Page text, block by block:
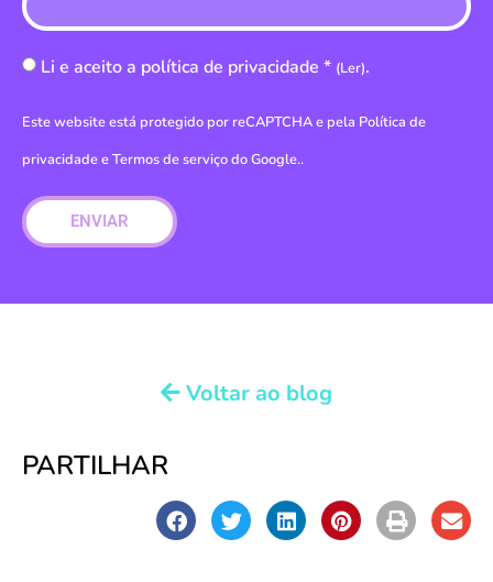
Li e aceito a política de privacidade * (Ler).
Este website está protegido por reCAPTCHA e pela Política de
privacidadeeTermos de serviço do Google..
ENVIAR
Voltar ao blog
PARTILHAR